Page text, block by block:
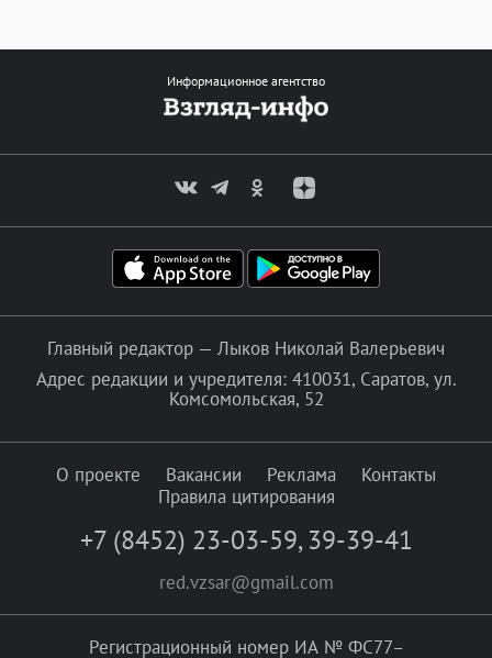
Информационное агентство
Главный редактор — Лыков Николай Валерьевич
Адрес редакции и учредителя: 410031, Саратов, ул.
Комсомольская, 52
О проекте Вакансии Реклама
Контакты
Правила цитирования
+7 (8452) 23-03-59, 39-39-41
red.vzsar@gmail.com
Регистрационный номер ИА № ФС77–